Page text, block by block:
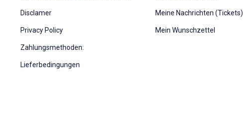
Disclamer
Privacy Policy
Zahlungsmethoden:
Lieferbedingungen
Meine Nachrichten (Tickets)
Mein Wunschzettel